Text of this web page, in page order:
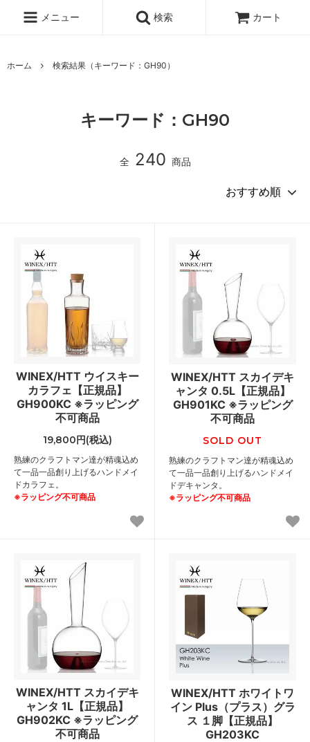
メニュー 検索 カート
ホーム 検索結果（キーワード：GH90）
キーワード：GH90
全 240 商品
WINEX/HTT ウイスキー
カラフェ【正規品】
GH900KC ※ラッピング
不可商品
19,800円(税込)
熟練のクラフトマン達が精魂込め
て一品一品創り上げるハンドメイ
ドカラフェ。
※ラッピング不可商品
WINEX/HTT スカイデキ
ャンタ 0.5L【正規品】
GH901KC ※ラッピング
不可商品
SOLD OUT
熟練のクラフトマン達が精魂込め
て一品一品創り上げるハンドメイ
ドデキャンタ。
※ラッピング不可商品
WINEX/HTT スカイデキ
ャンタ 1L【正規品】
GH902KC ※ラッピング
不可商品
WINEX/HTT ホワイトワ
イン Plus（プラス）グラ
ス １脚【正規品】
GH203KC